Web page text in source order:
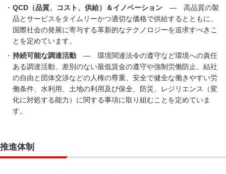
QCD（品質、コスト、供給）＆イノベーション ― 高品質の製
品とサービスをタイムリーかつ適切な価格で供給するとともに、
国際社会の発展に寄与する革新的なテクノロジーを追求すべきこ
とを定めています。
持続可能な調達活動 ― 環境関連法令の遵守など環境への責任
ある調達活動、差別のない最低賃金の遵守や強制労働防止、結社
の自由と団体交渉などの人権の尊重、安全で健全な働きやすい労
働条件、水利用、土地の利用及び保全、防災、レジリエンス（変
化に対処する能力）に関する事項に取り組むことを定めていま
す。
推進体制